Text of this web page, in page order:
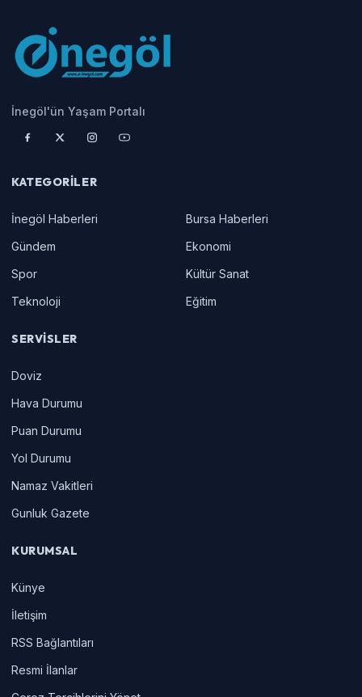
İnegöl'ün Yaşam Portalı
KATEGORILER
İnegöl Haberleri
Bursa Haberleri
Gündem
Ekonomi
Spor
Kültür Sanat
Teknoloji
Eğitim
SERVISLER
Doviz
Hava Durumu
Puan Durumu
Yol Durumu
Namaz Vakitleri
Gunluk Gazete
KURUMSAL
Künye
İletişim
RSS Bağlantıları
Resmi İlanlar